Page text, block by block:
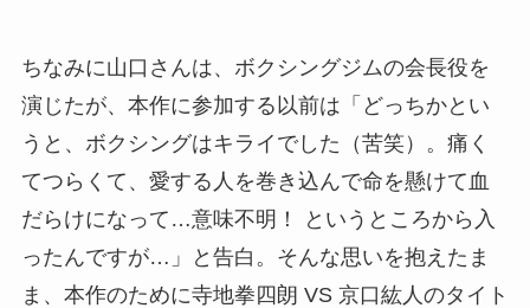
ちなみに山口さんは、ボクシングジムの会長役を
演じたが、本作に参加する以前は「どっちかとい
うと、ボクシングはキライでした（苦笑）。痛く
てつらくて、愛する人を巻き込んで命を懸けて血
だらけになって…意味不明！ というところから入
ったんですが…」と告白。そんな思いを抱えたま
ま、本作のために寺地拳四朗 VS 京口紘人のタイト